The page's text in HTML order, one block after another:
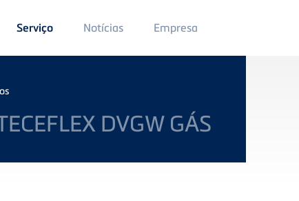
Serviço Notícias Main
Menu
2
Empresa
DVGW GÁS